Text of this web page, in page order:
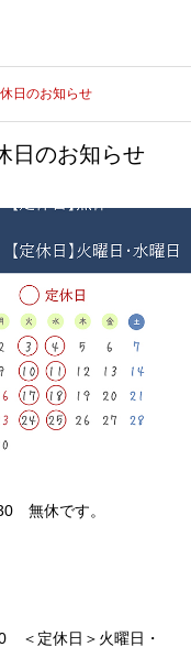
日のお知らせ
日のお知らせ
無休です。
＜定休日＞火曜日・